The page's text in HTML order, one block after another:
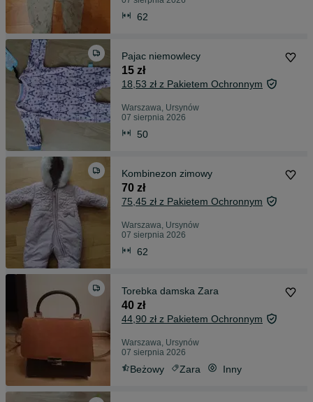
62
Pajac niemowlecy
15 zł
18,53 zł z Pakietem Ochronnym
Warszawa, Ursynów
07 sierpnia 2026
50
Kombinezon zimowy
70 zł
75,45 zł z Pakietem Ochronnym
Warszawa, Ursynów
07 sierpnia 2026
62
Torebka damska Zara
40 zł
44,90 zł z Pakietem Ochronnym
Warszawa, Ursynów
07 sierpnia 2026
Beżowy Zara Inny